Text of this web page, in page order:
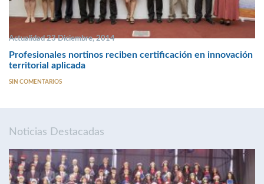
Actualidad 23 Diciembre, 2014
Profesionales nortinos reciben certificación en innovación
territorial aplicada
SIN COMENTARIOS
Noticias Destacadas